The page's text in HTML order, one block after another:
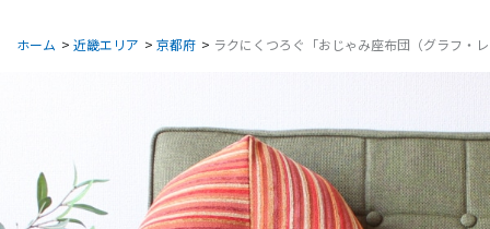
ホーム > 近畿エリア > 京都府 > ラクにくつろぐ「おじゃみ座布団（グラフ・